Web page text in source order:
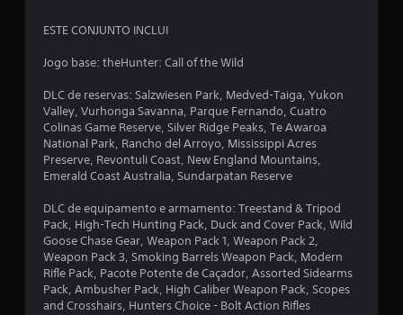
p
d
j
o
g
a
r
o
o
g
o
e
n
a
v
ESTE CONJUNTO INCLUI
Jogo base: theHunter: Call of the Wild
DLC de reservas: Salzwiesen Park, Medved-Taiga, Yukon
Valley, Vurhonga Savanna, Parque Fernando, Cuatro
Colinas Game Reserve, Silver Ridge Peaks, Te Awaroa
National Park, Rancho del Arroyo, Mississippi Acres
Preserve, Revontuli Coast, New England Mountains,
Emerald Coast Australia, Sundarpatan Reserve
DLC de equipamento e armamento: Treestand & Tripod
Pack, High-Tech Hunting Pack, Duck and Cover Pack, Wild
Goose Chase Gear, Weapon Pack 1, Weapon Pack 2,
Weapon Pack 3, Smoking Barrels Weapon Pack, Modern
Rifle Pack, Pacote Potente de Caçador, Assorted Sidearms
Pack, Ambusher Pack, High Caliber Weapon Pack, Scopes
and Crosshairs, Hunters Choice - Bolt Action Rifles